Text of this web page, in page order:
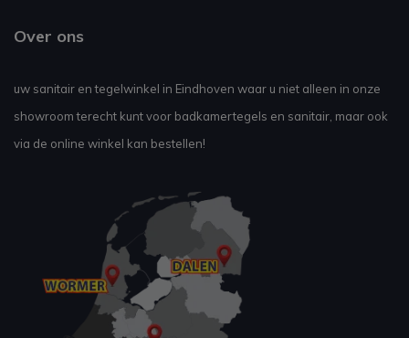
Over ons
uw sanitair en tegelwinkel in Eindhoven waar u niet alleen in onze
showroom terecht kunt voor badkamertegels en sanitair, maar ook
via de online winkel kan bestellen!